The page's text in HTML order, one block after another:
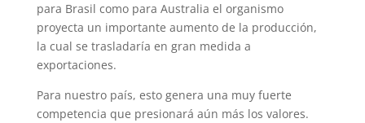
para Brasil como para Australia el organismo
proyecta un importante aumento de la producción,
la cual se trasladaría en gran medida a
exportaciones.
Para nuestro país, esto genera una muy fuerte
competencia que presionará aún más los valores.